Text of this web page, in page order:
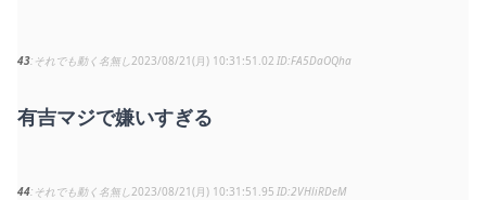
43 それでも動く名無し 2023/08/21(月) 10:31:51.02 FA5DaOQha
有吉マジで嫌いすぎる
44 それでも動く名無し 2023/08/21(月) 10:31:51.95 2VHliRDeM